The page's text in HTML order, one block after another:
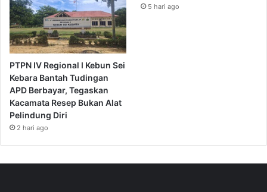
PTPN IV Regional I Kebun Sei
Kebara Bantah Tudingan
APD Berbayar, Tegaskan
Kacamata Resep Bukan Alat
Pelindung Diri
2 hari ago
5 hari ago